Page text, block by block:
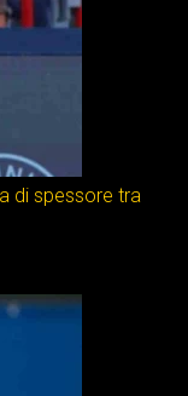
di spessore tra